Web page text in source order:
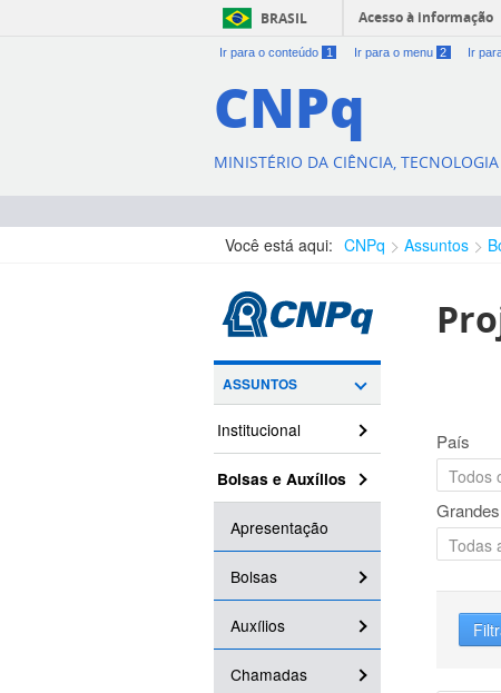
BRASIL Acesso à informação
Ir para o conteúdo 1 Ir para o menu 2 Ir
CNPq
MINISTÉRIO DA CIÊNCIA,
Você está aqui: CNPq Assuntos
ASSUNTOS
Institucional
Bolsas e Auxílios
Apresentação
Bolsas
Auxílios
Chamadas
País